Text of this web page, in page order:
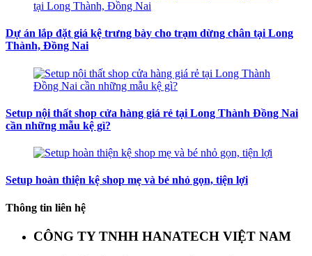
Dự án lắp đặt giá kệ trưng bày cho trạm dừng chân tại Long
Thành, Đồng Nai
Setup nội thất shop cửa hàng giá rẻ tại Long Thành Đồng Nai
cần những mẫu kệ gì?
Setup hoàn thiện kệ shop mẹ và bé nhỏ gọn, tiện lợi
Thông tin liên hệ
CÔNG TY TNHH HANATECH VIỆT NAM